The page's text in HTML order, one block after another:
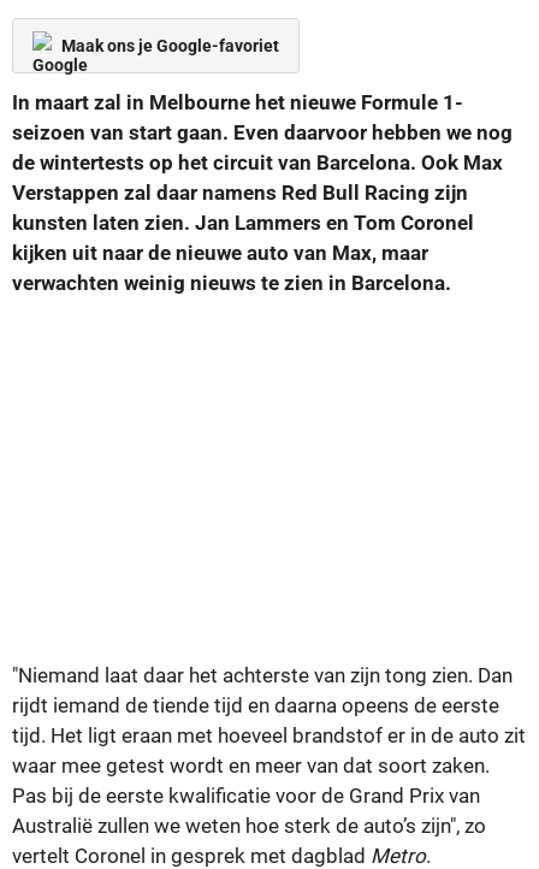
Maak ons je Google-favoriet
In maart zal in Melbourne het nieuwe Formule 1-
seizoen van start gaan. Even daarvoor hebben we nog
de wintertests op het circuit van Barcelona. Ook Max
Verstappen zal daar namens Red Bull Racing zijn
kunsten laten zien. Jan Lammers en Tom Coronel
kijken uit naar de nieuwe auto van Max, maar
verwachten weinig nieuws te zien in Barcelona.
"Niemand laat daar het achterste van zijn tong zien. Dan
rijdt iemand de tiende tijd en daarna opeens de eerste
tijd. Het ligt eraan met hoeveel brandstof er in de auto zit
waar mee getest wordt en meer van dat soort zaken.
Pas bij de eerste kwalificatie voor de Grand Prix van
Australië zullen we weten hoe sterk de auto’s zijn", zo
vertelt Coronel in gesprek met dagblad Metro.